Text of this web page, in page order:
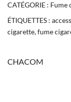
CATÉGORIE : Fume
ÉTIQUETTES :
cigarette,fume
CHACOM